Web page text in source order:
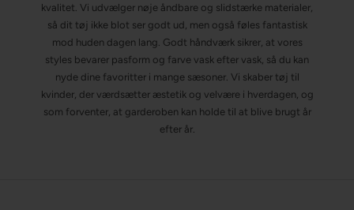
kvalitet. Vi udvælger nøje åndbare og slidstærke materialer,
så dit tøj ikke blot ser godt ud, men også føles fantastisk
mod huden dagen lang. Godt håndværk sikrer, at vores
styles bevarer pasform og farve vask efter vask, så du kan
nyde dine favoritter i mange sæsoner. Vi skaber tøj til
kvinder, der værdsætter æstetik og velvære i hverdagen, og
som forventer, at garderoben kan holde til at blive brugt år
efter år.